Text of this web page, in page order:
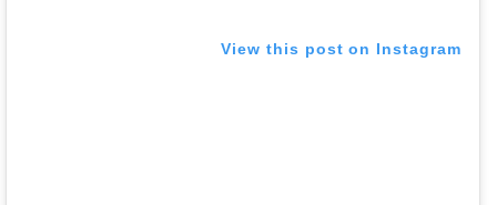
View this post on Instagram